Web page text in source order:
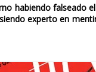
habiendo falseado
experto en